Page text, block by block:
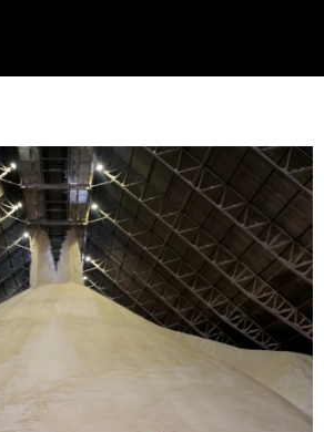
možete u bilo kojem trenutku
posljedica.